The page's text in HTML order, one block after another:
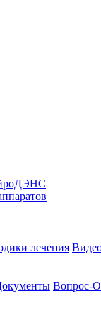
лечения
Вопрос-